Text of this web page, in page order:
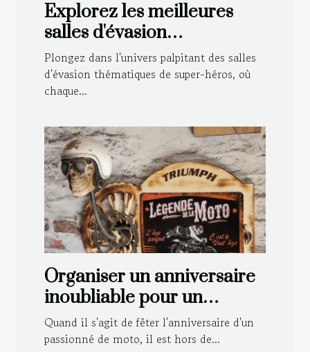
Explorez les meilleures
salles d'évasion
thématiques de super-
héros
Plongez dans l'univers palpitant des salles
d'évasion thématiques de super-héros, où
chaque...
Organiser un anniversaire
inoubliable pour un
motard : astuces et idées
déco
Quand il s'agit de fêter l'anniversaire d'un
passionné de moto, il est hors de...